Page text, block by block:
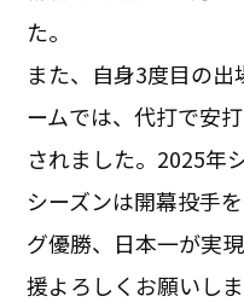
た。
また、自身3度目の
ームでは、代打で安
されました。2025年
シーズンは開幕投手
グ優勝、日本一が実
援よろしくお願いし